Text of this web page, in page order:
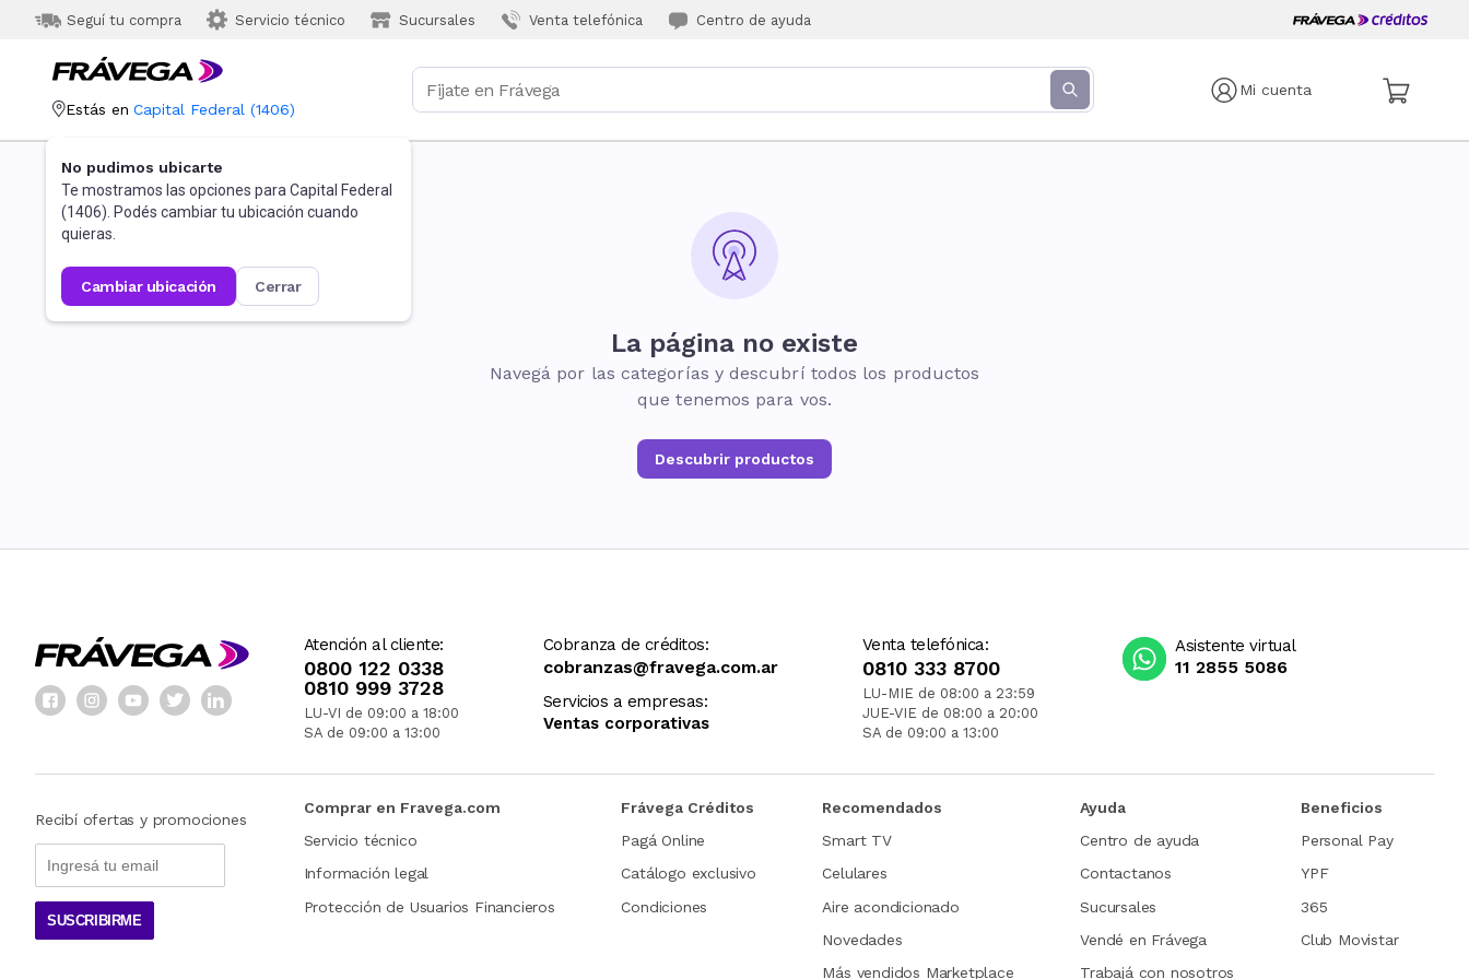
Seguí tu compra Servicio técnico Sucursales Venta telefónica Centro de ayuda
Mi cuenta
Estás en Capital Federal (1406)
No pudimos ubicarte
Te mostramos las opciones para Capital Federal
(1406). Podés cambiar tu ubicación cuando
quieras.
cambiar ubicación cerrar
La página no existe
Navegá por las categorías y descubrí todos los productos
que tenemos para vos.
Descubrir productos
Atención al cliente:
0800 122 0338
0810 999 3728
LU-VI de 09:00 a 18:00
SA de 09:00 a 13:00
Cobranza de créditos:
cobranzas@fravega.com.ar
Servicios a empresas:
Ventas corporativas
Venta telefónica:
0810 333 8700
LU-MIE de 08:00 a 23:59
JUE-VIE de 08:00 a 20:00
SA de 09:00 a 13:00
Asistente virtual
11 2855 5086
Recibí ofertas y promociones
SUSCRIBIRME
Comprar en Fravega.com
Servicio técnico
Información legal
Protección de Usuarios Financieros
Frávega Créditos
Pagá Online
Catálogo exclusivo
Condiciones
Recomendados
Smart TV
Celulares
Aire acondicionado
Novedades
Más vendidos Marketplace
Ayuda
Centro de ayuda
Contactanos
Sucursales
Vendé en Frávega
Trabajá con nosotros
Beneficios
Personal Pay
YPF
365
Club Movistar